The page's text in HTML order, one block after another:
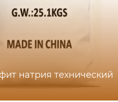
натрия технический